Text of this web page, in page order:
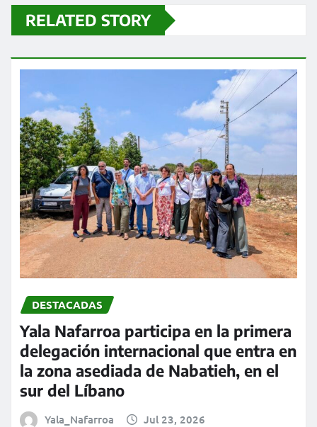
RELATED STORY
DESTACADAS
Yala Nafarroa participa en la primera
delegación internacional que entra en
la zona asediada de Nabatieh, en el
sur del Líbano
Yala_Nafarroa Jul 23, 2026